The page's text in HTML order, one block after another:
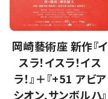
岡崎藝術座 新作『イ
スラ！イスラ！イス
ラ！』＋『+51 アビア
シオン,サンボルハ』